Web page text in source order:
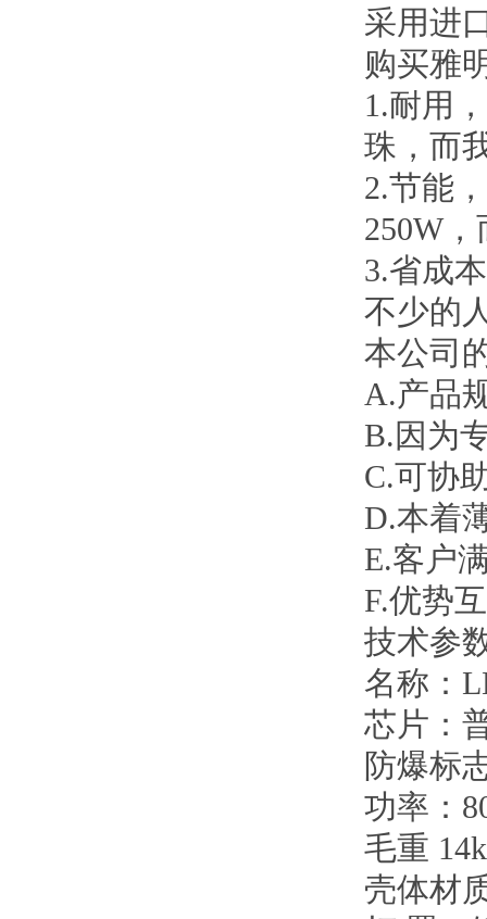
采用进
购买雅
1.耐用
珠，而
2.节能
250W
3.省成
不少的
本公司
A.产品
B.因为
C.可协
D.本着
E.客户
F.优势
技术参
名称：
芯片：
防爆标
功率：
毛重
壳体材